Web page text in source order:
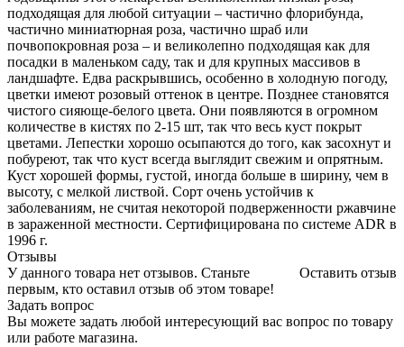
подходящая для любой ситуации – частично флорибунда,
частично миниатюрная роза, частично шраб или
почвопокровная роза – и великолепно подходящая как для
посадки в маленьком саду, так и для крупных массивов в
ландшафте. Едва раскрывшись, особенно в холодную погоду,
цветки имеют розовый оттенок в центре. Позднее становятся
чистого сияюще-белого цвета. Они появляются в огромном
количестве в кистях по 2-15 шт, так что весь куст покрыт
цветами. Лепестки хорошо осыпаются до того, как засохнут и
побуреют, так что куст всегда выглядит свежим и опрятным.
Куст хорошей формы, густой, иногда больше в ширину, чем в
высоту, с мелкой листвой. Сорт очень устойчив к
заболеваниям, не считая некоторой подверженности ржавчине
в зараженной местности. Сертифицирована по системе ADR в
1996 г.
Отзывы
Оставить отзыв
У данного товара нет отзывов. Станьте
первым, кто оставил отзыв об этом товаре!
Задать вопрос
Вы можете задать любой интересующий вас вопрос по товару
или работе магазина.